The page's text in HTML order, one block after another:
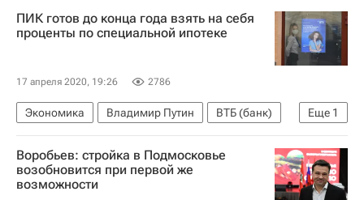
ПИК готов до конца года взять на себя
проценты по специальной ипотеке
17 апреля 2020, 19:26 2786
Еще 1
Экономика Владимир Путин
ВТБ (банк)
Ипотека
Воробьев: стройка в Подмосковье
возобновится при первой же
возможности